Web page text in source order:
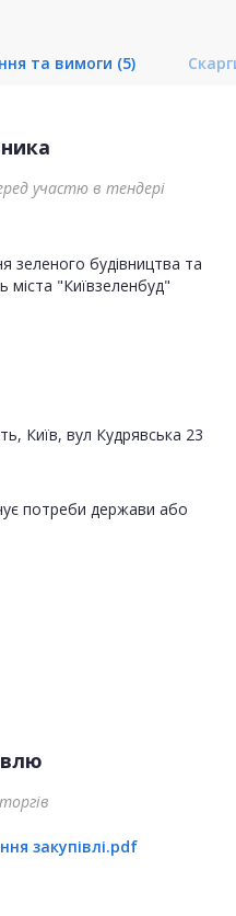
та вимоги (5)
участю в тендері
зеленого будівництва та
міста "Київзеленбуд"
Київ, вул Кудрявська 23
потреби держави або
закупівлі.pdf